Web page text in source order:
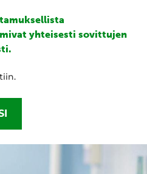
yhteisesti sovittujen